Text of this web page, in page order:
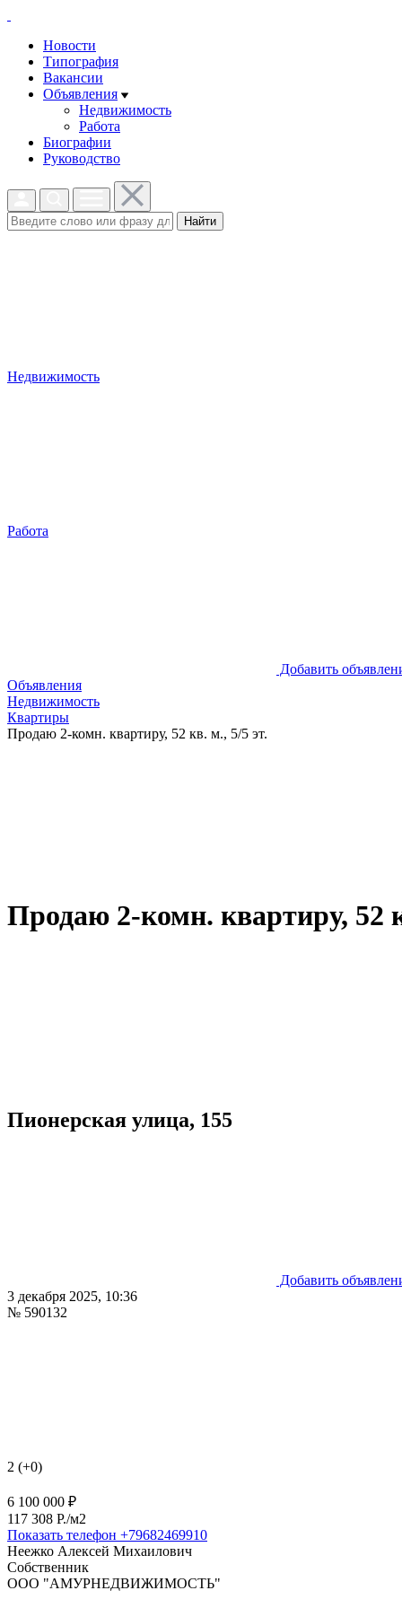
Новости
Типография
Вакансии
Объявления
Недвижимость
Работа
Биографии
Руководство
Найти
Недвижимость
Работа
Добавить
Объявления
Недвижимость
Квартиры
Продаю 2-комн. квартиру, 52 кв. м., 5/5 эт.
Продаю 2-комн. квартиру, 52
Пионерская улица, 155
Добавить
3 декабря 2025, 10:36
№ 590132
2 (+0)
6 100 000 ₽
117 308 P./м2
Показать телефон +79682469910
Неежко Алексей Михаилович
Собственник
ООО "АМУРНЕДВИЖИМОСТЬ"